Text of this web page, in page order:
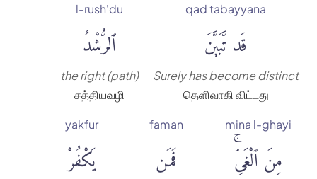
qad tabayyana
قَد تَّبَيَّنَ
Surely has become distinct
தெளிவாகி விட்டது
l-rush'du
ٱلرُّشْدُ
the right (path)
சத்தியவழி
mina l-ghayi
مِنَ ٱلْغَىِّۚ
faman
فَمَن
yakfur
يَكْفُرْ